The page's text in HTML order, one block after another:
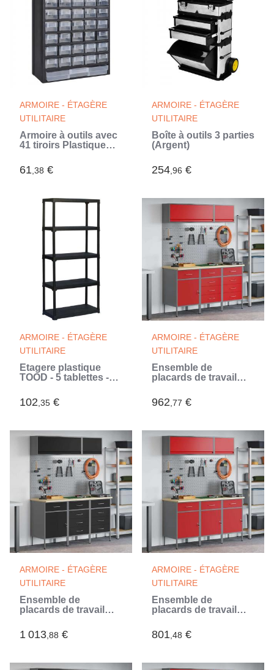
ARMOIRE - ÉTAGÈRE
UTILITAIRE
Armoire à outils avec
41 tiroirs Plastique
61,38 €
ARMOIRE - ÉTAGÈRE
UTILITAIRE
Boîte à outils 3 parties
(Argent)
254,96 €
ARMOIRE - ÉTAGÈRE
UTILITAIRE
Etagere plastique
TOOD - 5 tablettes -
par tablette (Noir)
102,35 €
ARMOIRE - ÉTAGÈRE
UTILITAIRE
Ensemble de
placards de travail
962,77 €
ARMOIRE - ÉTAGÈRE
UTILITAIRE
Ensemble de
placards de travail
(Noir)
1 013,88 €
ARMOIRE - ÉTAGÈRE
UTILITAIRE
Ensemble de
placards de travail
801,48 €